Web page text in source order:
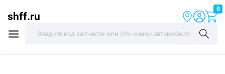
shff.ru
0